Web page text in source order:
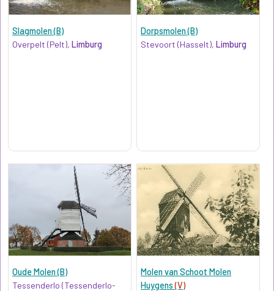
Slagmolen (B)
Overpelt (Pelt), Limburg
Dorpsmolen (B)
Stevoort (Hasselt),Limburg
Oude Molen (B)
Tessenderlo (Tessenderlo-
Molen van Schoot Molen
Huygens(V)